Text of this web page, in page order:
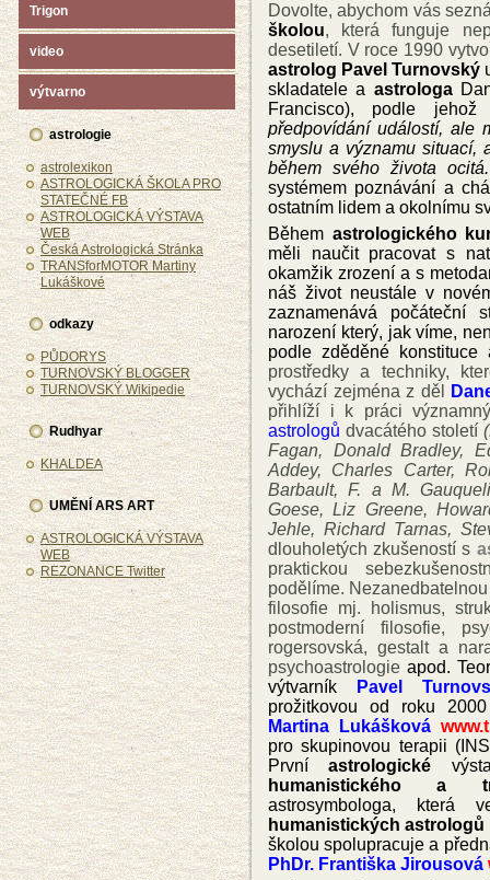
Trigon
video
výtvarno
astrologie
astrolexikon
ASTROLOGICKÁ ŠKOLA PRO
STATEČNÉ FB
ASTROLOGICKÁ VÝSTAVA
WEB
Česká Astrologická Stránka
TRANSforMOTOR Martiny
Lukáškové
odkazy
PŮDORYS
TURNOVSKÝ BLOGGER
TURNOVSKÝ Wikipedie
Rudhyar
KHALDEA
UMĚNÍ ARS ART
ASTROLOGICKÁ VÝSTAVA
WEB
REZONANCE Twitter
Dovolte, abychom vás
školou, která funguje
desetiletí. V roce 1990
astrolog Pavel Turnovský
skladatele a astrologa
Francisco), podle
předpovídání událostí, ale
smyslu a významu situací,
během svého života ocitá.
systémem poznávání a
ostatním lidem a okolnímu
Během astrologického
měli naučit pracovat s
okamžik zrození a s
náš život neustále v
zaznamenává
narození který, jak víme,
podle zděděné
prostředky a techniky,
vychází zejména z děl
přihlíží i k práci
astrologů dvacátého století(
Fagan, Donald Bradley,
Addey, Charles Carter,
Barbault, F. a M.
Goese, Liz Greene,
Jehle,Richard Tarnas,
dlouholetých zkušeností s
praktickou
podělíme.
filosofie mj. holismus,
postmoderní filosofie,
rogersovská, gestalt a
psychoastrologie apod.
výtvarník
Pavel
prožitkovou od roku 2000
Martina Lukášková
pro skupinovou terapii
Prvníastrologické
humanistického a
astrosymbologa, která
humanistických astrologů
školou spolupracuje a
PhDr. Františka Jirousová